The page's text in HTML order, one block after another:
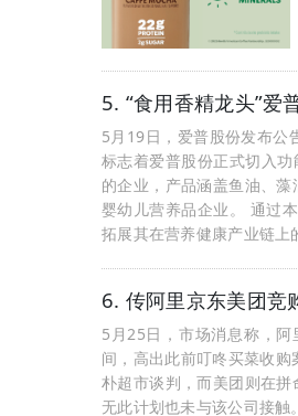
5. “食用香精龙头”爱
5月19日，爱普股份发布公
标志着爱普股份正式切入
的企业，产品涵盖鱼油、
婴幼儿营养品企业。 通过
拓展其在营养健康产业链上
6. 传阿里京东美团竞
5月25日，市场消息称，
间，高出此前叮咚买菜收
朴超市谈判，而美团则在
无此计划也未与该公司接触